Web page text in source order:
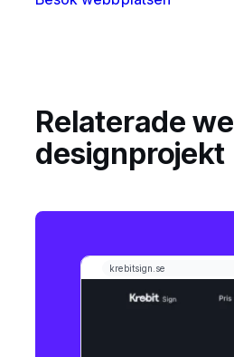
Relaterade
designprojekt